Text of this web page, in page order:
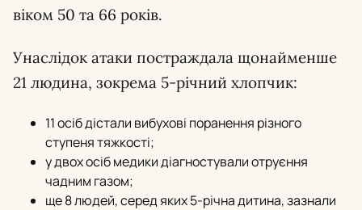
віком 50 та 66 років.
Унаслідок атаки постраждала щонайменше
21 людина, зокрема 5-річний хлопчик:
11 осіб дістали вибухові поранення різного
ступеня тяжкості;
у двох осіб медики діагностували отруєння
чадним газом;
ще 8 людей, серед яких 5-річна дитина, зазнали